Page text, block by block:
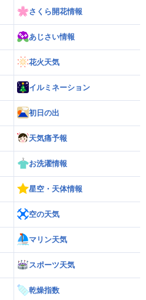
さくら開花情報
あじさい情報
花火天気
イルミネーション
初日の出
天気痛予報
お洗濯情報
星空・天体情報
空の天気
マリン天気
スポーツ天気
乾燥指数